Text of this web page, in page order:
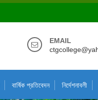
EMAIL
বার্ষিক প্রতিবেদন নির্দেশনাবলী